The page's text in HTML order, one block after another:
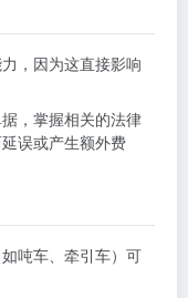
，因为这直接影响
，掌握相关的法律
误或产生额外费
吨车、牵引车）可